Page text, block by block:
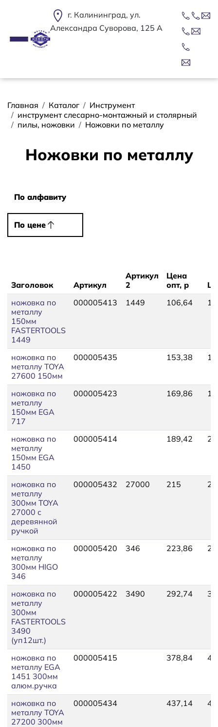
г. Калининград, ул.
Александра Суворова, 125 А
Строка навигации
Главная Каталог
Инструмент
инструмент слесарно-монтажный и столярный
пилы, ножовки
Ножовки по металлу
Ножовки по металлу
По алфавиту
По алфавиту
По цене
По цене
Заголовок Артикул
Артикул
2
Цена
опт, р
ножовка по
металлу
150мм
FASTERTOOLS
1449
000005413 1449 106,64
ножовка по
металлу TOYA
27600 150мм
000005435 153,38
ножовка по
металлу
150мм EGA
717
000005423 169,86
ножовка по
металлу
150мм EGA
1450
000005414 189,42
ножовка по
металлу
300мм TOYA
27000 с
деревянной
ручкой
000005432 27000 215
ножовка по
металлу
300мм HIGO
346
000005420 346 223,86
ножовка по
металлу
300мм
FASTERTOOLS
3490
(уп12шт.)
000005422 3490 292,74
ножовка по
металлу EGA
1451 300мм
алюм.ручка
000005415 378,84
ножовка по
металлу TOYA
27200 300мм
000005434 437,14